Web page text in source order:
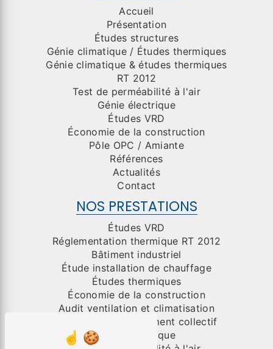
Accueil
Présentation
Études structures
Génie climatique / Études thermiques
Génie climatique & études thermiques
RT 2012
Test de perméabilité à l'air
Génie électrique
Études VRD
Économie de la construction
Pôle OPC / Amiante
Références
Actualités
Contact
NOS PRESTATIONS
Études VRD
Réglementation thermique RT 2012
Bâtiment industriel
Étude installation de chauffage
Études thermiques
Économie de la construction
Audit ventilation et climatisation
Organisme de placement collectif
Génie électrique